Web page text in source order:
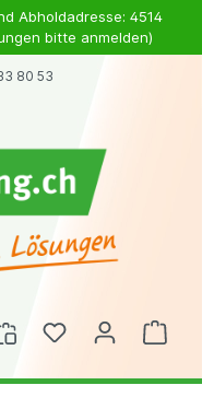
Abholdadresse: 4514
bitte anmelden)
80 53